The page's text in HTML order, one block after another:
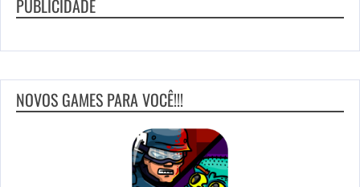
PUBLICIDADE
NOVOS GAMES PARA VOCÊ!!!